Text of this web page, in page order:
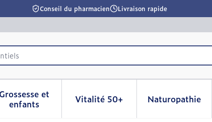
Conseil du pharmacien Livraison rapide
Beauté, soins et hygiène
menu pour la catégorie Régime, alimentation &
Grossesse et
enfantsAfficher le sous-menu pour la catégorie
Vitalité 50+Afficher le sous-menu pour
Naturopathie
Afficher